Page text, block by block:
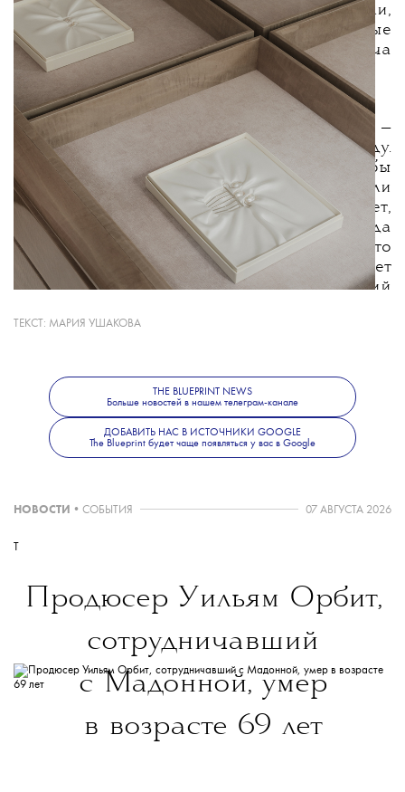
фирменные безалкогольные коктейли,
лимонады, кофе и необычные чайные
напитки, включая таро, убе, ходзича
и матчу нескольких оттенков.
«Новый бутик Yudashkin для нас —
не только про одежду, а про целую среду.
С самого начала было важно, чтобы
интерьер, искусство и кофе-бар работали
как одна система, чтобы палитра, свет,
звучание пространства и даже посуда
создавали единое ощущение. Для нас — это
новая концепция, которая отражает
обновление Дома: его более легкий
чтобы здесь посетители не просто
рассказала креативный директор Дома
Галина Юдашкина.
и новым арт-директором модного дома
Больше новостей о моде, красоте
и современной культуре — в телеграм-канале
ТЕКСТ: МАРИЯ УШАКОВА
THE BLUEPRINT NEWS
Больше новостей в нашем телеграм-канале
ДОБАВИТЬ НАС В ИСТОЧНИКИ GOOGLE
The Blueprint будет чаще появляться у вас в Google
НОВОСТИ • СОБЫТИЯ 07 АВГУСТА 2026
T
Продюсер Уильям Орбит,
сотрудничавший
с Мадонной, умер
в возрасте 69 лет